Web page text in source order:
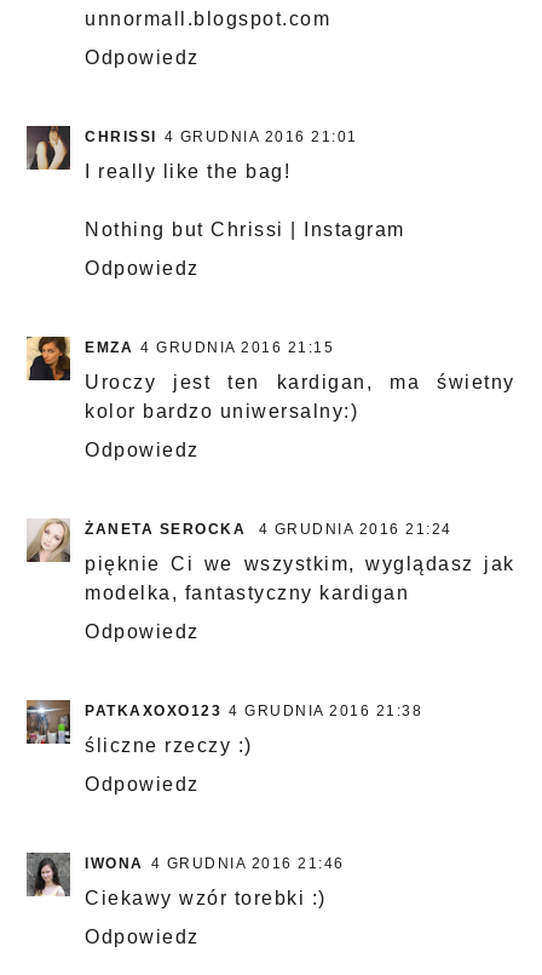
unnormall.blogspot.com
Odpowiedz
CHRISSI 4 GRUDNIA 2016 21:01
I really like the bag!
Nothing but Chrissi
Instagram
Odpowiedz
EMZA 4 GRUDNIA 2016 21:15
Uroczy jest ten kardigan, ma świetny
kolor bardzo uniwersalny:)
Odpowiedz
ŻANETA SEROCKA 4 GRUDNIA 2016 21:24
pięknie Ci we wszystkim, wyglądasz jak
modelka, fantastyczny kardigan
Odpowiedz
PATKAXOXO123 4 GRUDNIA 2016 21:38
śliczne rzeczy :)
Odpowiedz
IWONA 4 GRUDNIA 2016 21:46
Ciekawy wzór torebki :)
Odpowiedz